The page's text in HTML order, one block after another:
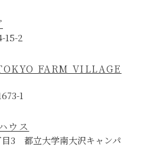
15-2
FARM VILLAGE
1
ウス
目3 都立大学南大沢キャンパ